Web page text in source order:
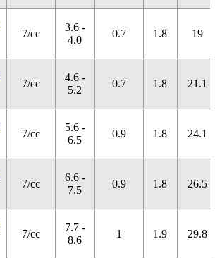
7/cc
3.6 -
4.0
0.7 1.8 19
7/cc
4.6 -
5.2
0.7 1.8 21.1
7/cc
5.6 -
6.5
0.9 1.8 24.1
7/cc
6.6 -
7.5
0.9 1.8 26.5
7/cc
7.7 -
8.6
1 1.9 29.8